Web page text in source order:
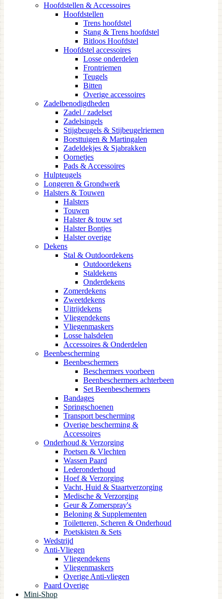
Hoofdstellen & Accessoires
Hoofdstellen
Trens hoofdstel
Stang & Trens hoofdstel
Bitloos Hoofdstel
Hoofdstel accessoires
Losse onderdelen
Frontriemen
Teugels
Bitten
Overige accessoires
Zadelbenodigdheden
Zadel / zadelset
Zadelsingels
Stijgbeugels & Stijbeugelriemen
Borsttuigen & Martingalen
Zadeldekjes & Sjabrakken
Oornetjes
Pads & Accessoires
Hulpteugels
Longeren & Grondwerk
Halsters & Touwen
Halsters
Touwen
Halster & touw set
Halster Bontjes
Halster overige
Dekens
Stal & Outdoordekens
Outdoordekens
Staldekens
Onderdekens
Zomerdekens
Zweetdekens
Uitrijdekens
Vliegendekens
Vliegenmaskers
Losse halsdelen
Accessoires & Onderdelen
Beenbescherming
Beenbeschermers
Beschermers voorbeen
Beenbeschermers achterbeen
Set Beenbeschermers
Bandages
Springschoenen
Transport bescherming
Overige bescherming &
Accessoires
Onderhoud & Verzorging
Poetsen & Vlechten
Wassen Paard
Lederonderhoud
Hoef & Verzorging
Vacht, Huid & Staartverzorging
Medische & Verzorging
Geur & Zomerspray's
Beloning & Supplementen
Toiletteren, Scheren & Onderhoud
Poetskisten & Sets
Wedstrijd
Anti-Vliegen
Vliegendekens
Vliegenmaskers
Overige Anti-vliegen
Paard Overige
Mini-Shop